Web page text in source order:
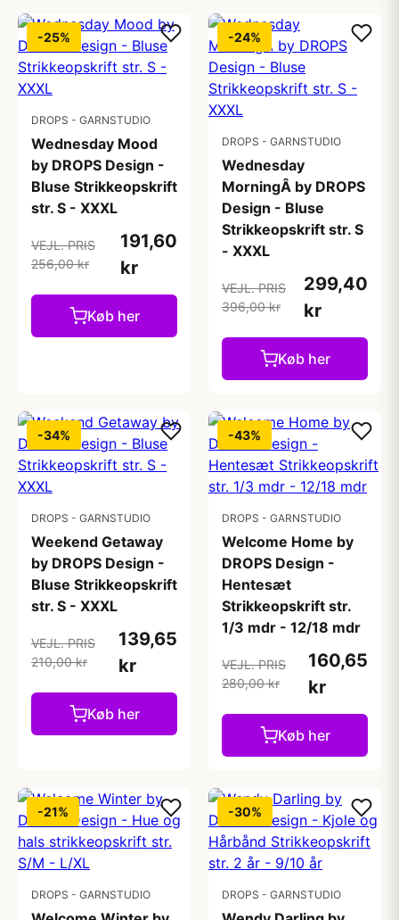
-25%
DROPS - GARNSTUDIO
Wednesday Mood
by DROPS Design -
Bluse Strikkeopskrift
str. S - XXXL
VEJL. PRIS
256,00 kr
191,60
kr
Køb her
-24%
DROPS - GARNSTUDIO
Wednesday
MorningÂ by DROPS
Design - Bluse
Strikkeopskrift str. S
- XXXL
VEJL. PRIS
396,00 kr
299,40
kr
Køb her
-34%
DROPS - GARNSTUDIO
Weekend Getaway
by DROPS Design -
Bluse Strikkeopskrift
str. S - XXXL
VEJL. PRIS
210,00 kr
139,65
kr
Køb her
-43%
DROPS - GARNSTUDIO
Welcome Home by
DROPS Design -
Hentesæt
Strikkeopskrift str.
1/3 mdr - 12/18 mdr
VEJL. PRIS
280,00 kr
160,65
kr
Køb her
-21%
DROPS - GARNSTUDIO
-30%
DROPS - GARNSTUDIO